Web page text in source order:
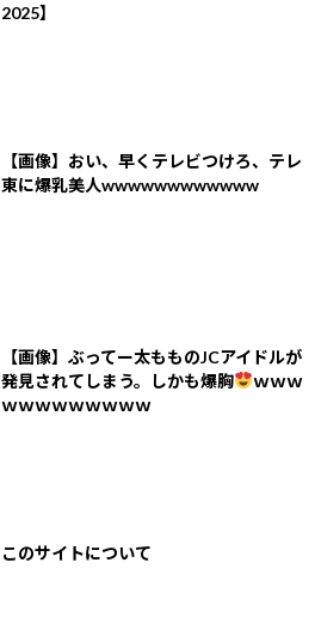
2025】
【画像】おい、早くテレビつけろ、テレ
東に爆乳美人wwwwwwwwwwww
【画像】ぶってー太もものJCアイドルが
発見されてしまう。しかも爆胸
ｗｗｗ
ｗｗｗｗｗｗｗｗｗ
このサイトについて